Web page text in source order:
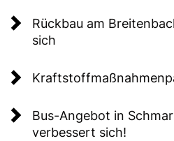
Rückbau am
sich
Bus-Angebot in
verbessert sich!